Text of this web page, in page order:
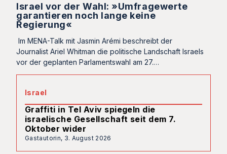
Israel vor der Wahl: »Umfragewerte
garantieren noch lange keine
Regierung«
Im MENA-Talk mit Jasmin Arémi beschreibt der
Journalist Ariel Whitman die politische Landschaft Israels
vor der geplanten Parlamentswahl am 27.…
Israel
Graffiti in Tel Aviv spiegeln die
israelische Gesellschaft seit dem 7.
Oktober wider
Gastautorin, 3. August 2026